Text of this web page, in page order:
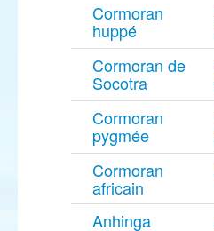
Cormoran
huppé
Cormoran de
Socotra
Cormoran
pygmée
Cormoran
africain
Anhinga